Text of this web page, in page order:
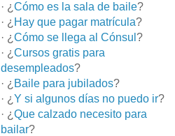
· ¿ Cómo es la sala de baile?
· ¿ Hay que pagar matrícula?
· ¿ Cómo se llega al Cónsul ?
· ¿ Cursos gratis para
desempleados?
· ¿ Baile para jubilados?
· ¿ Y si algunos días no puedo ir?
· ¿ Que calzado necesito para
bailar?